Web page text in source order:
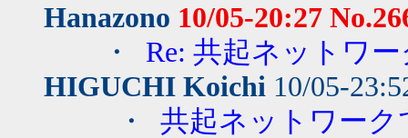
Hanazono 10/05-20:27
・ Re: 共起ネットワ
HIGUCHI Koichi 10/05-
・ 共起ネットワーク